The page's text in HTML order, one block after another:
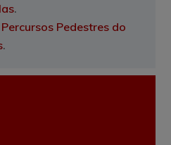
.
Percursos Pedestres do
.